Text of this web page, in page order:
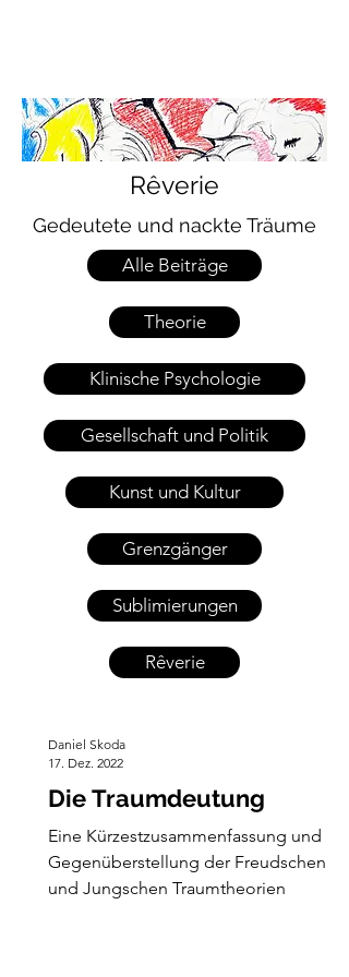
Rêverie
Gedeutete und nackte Träume
Alle Beiträge
Theorie
Klinische Psychologie
Gesellschaft und Politik
Kunst und Kultur
Grenzgänger
Sublimierungen
Rêverie
Die Traumdeutung
Eine Kürzestzusammenfassung und
Gegenüberstellung der Freudschen
und Jungschen Traumtheorien
Daniel Skoda
17. Dez. 2022